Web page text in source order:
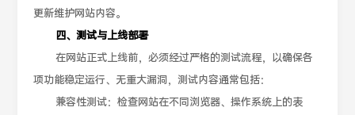
更新维护网站内容。
四、测试与上线部署
在网站正式上线前，必须经过严格的测试流程，以确保各
项功能稳定运行、无重大漏洞，测试内容通常包括：
兼容性测试：检查网站在不同浏览器、操作系统上的表